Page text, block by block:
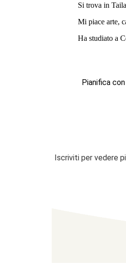
Si trova in
Mi piace arte,
Ha studiato a
Pianifica con
Iscriviti per vedere